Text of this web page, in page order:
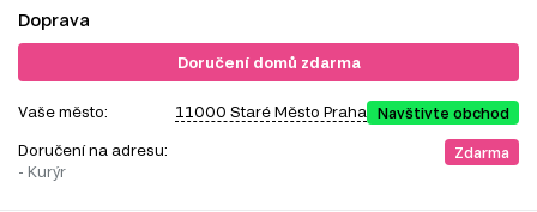
Doprava
Doručení domů zdarma
Vaše město: 11000 Staré Město Praha Navštivte obchod
Doručení na adresu:
- Kurýr
Zdarma